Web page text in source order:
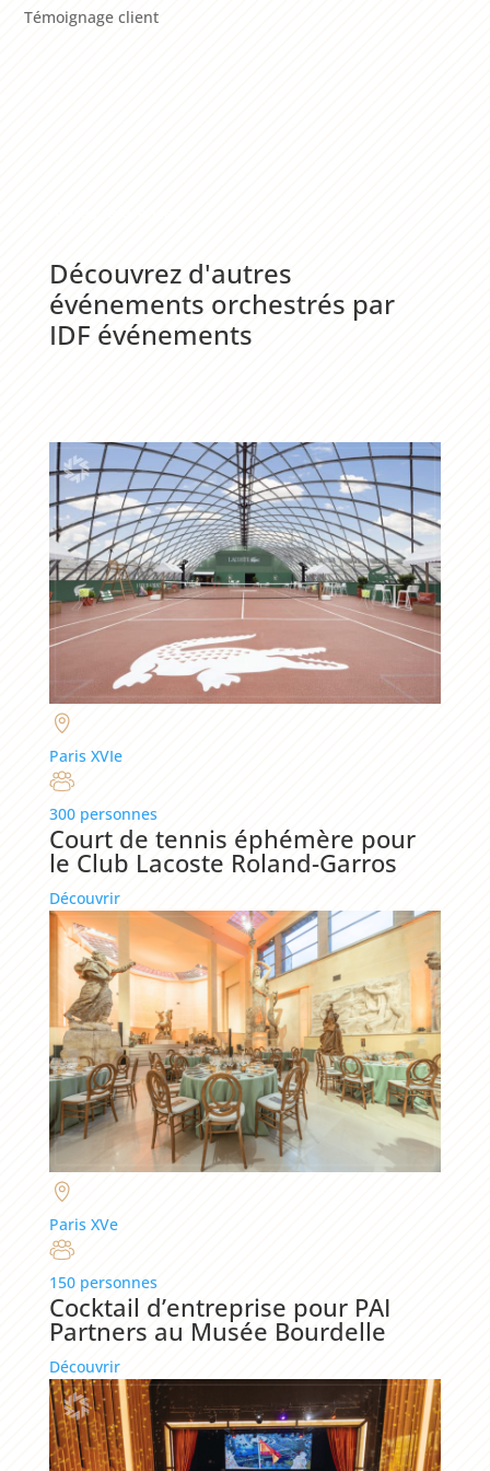
Témoignage client
Découvrez d'autres
événements orchestrés par
IDF événements
Paris XVIe
300 personnes
Court de tennis éphémère pour
le Club Lacoste Roland-Garros
Découvrir
Paris XVe
150 personnes
Cocktail d’entreprise pour PAI
Partners au Musée Bourdelle
Découvrir